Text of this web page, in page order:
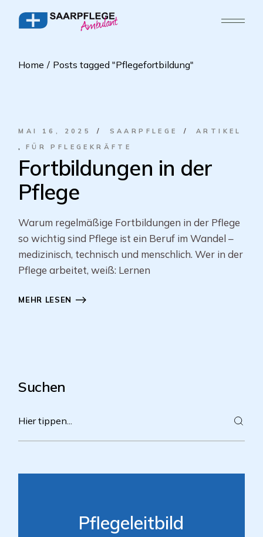
Home Posts tagged "Pflegefortbildung"
MAI 16, 2025 SAARPFLEGE
ARTIKEL
FÜR PFLEGEKRÄFTE
Fortbildungen in der
Pflege
Warum regelmäßige Fortbildungen in der Pflege
so wichtig sind Pflege ist ein Beruf im Wandel –
medizinisch, technisch und menschlich. Wer in der
Pflege arbeitet, weiß: Lernen
MEHR LESEN
Suchen
Pflegeleitbild